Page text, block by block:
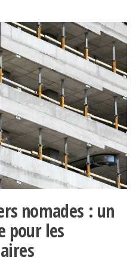
nomades : un
pour les